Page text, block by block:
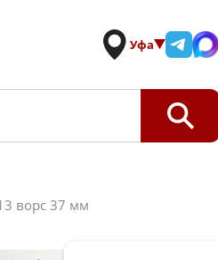
Уфа
ворс 37 мм